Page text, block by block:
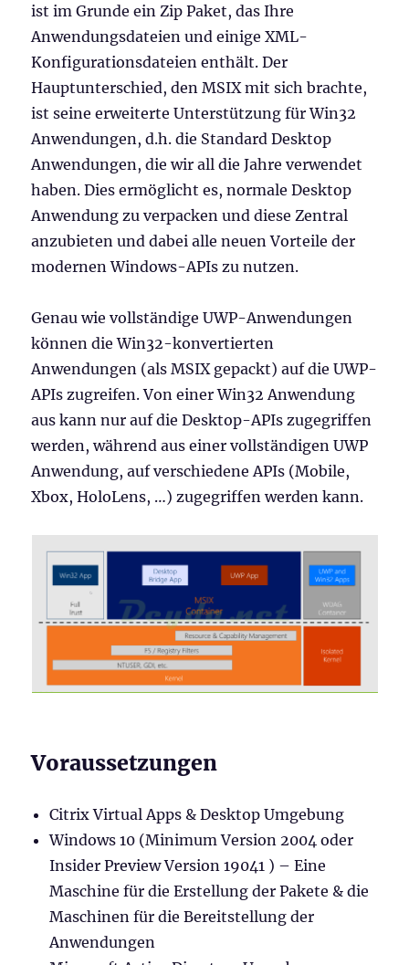
ist im Grunde ein Zip Paket, das Ihre
Anwendungsdateien und einige XML-
Konfigurationsdateien enthält. Der
Hauptunterschied, den MSIX mit sich brachte,
ist seine erweiterte Unterstützung für Win32
Anwendungen, d.h. die Standard Desktop
Anwendungen, die wir all die Jahre verwendet
haben. Dies ermöglicht es, normale Desktop
Anwendung zu verpacken und diese Zentral
anzubieten und dabei alle neuen Vorteile der
modernen Windows-APIs zu nutzen.
Genau wie vollständige UWP-Anwendungen
können die Win32-konvertierten
Anwendungen (als MSIX gepackt) auf die UWP-
APIs zugreifen. Von einer Win32 Anwendung
aus kann nur auf die Desktop-APIs zugegriffen
werden, während aus einer vollständigen UWP
Anwendung, auf verschiedene APIs (Mobile,
Xbox, HoloLens, …) zugegriffen werden kann.
Voraussetzungen
Citrix Virtual Apps & Desktop Umgebung
Windows 10 (Minimum Version 2004 oder
Insider Preview Version 19041 ) – Eine
Maschine für die Erstellung der Pakete & die
Maschinen für die Bereitstellung der
Anwendungen